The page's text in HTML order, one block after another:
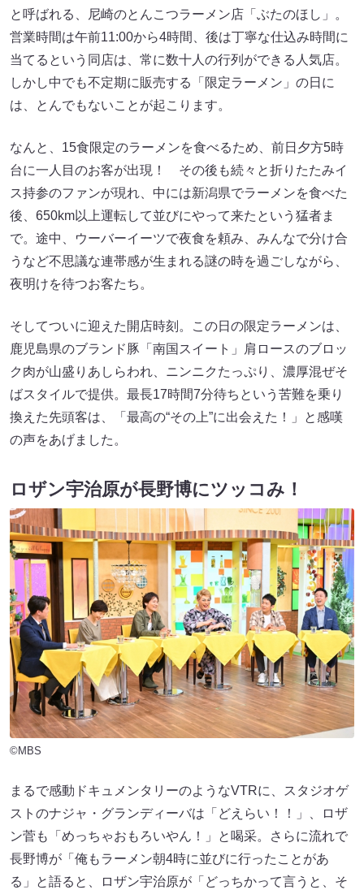
と呼ばれる、尼崎のとんこつラーメン店「ぶたのほし」。
営業時間は午前11:00から4時間、後は丁寧な仕込み時間に
当てるという同店は、常に数十人の行列ができる人気店。
しかし中でも不定期に販売する「限定ラーメン」の日に
は、とんでもないことが起こります。
なんと、15食限定のラーメンを食べるため、前日夕方5時
台に一人目のお客が出現！ その後も続々と折りたたみイ
ス持参のファンが現れ、中には新潟県でラーメンを食べた
後、650km以上運転して並びにやって来たという猛者ま
で。途中、ウーバーイーツで夜食を頼み、みんなで分け合
うなど不思議な連帯感が生まれる謎の時を過ごしながら、
夜明けを待つお客たち。
そしてついに迎えた開店時刻。この日の限定ラーメンは、
鹿児島県のブランド豚「南国スイート」肩ロースのブロッ
ク肉が山盛りあしらわれ、ニンニクたっぷり、濃厚混ぜそ
ばスタイルで提供。最長17時間7分待ちという苦難を乗り
換えた先頭客は、「最高の“その上”に出会えた！」と感嘆
の声をあげました。
ロザン宇治原が長野博にツッコみ！
©MBS
まるで感動ドキュメンタリーのようなVTRに、スタジオゲ
ストのナジャ・グランディーバは「どえらい！！」、ロザ
ン菅も「めっちゃおもろいやん！」と喝采。さらに流れで
長野博が「俺もラーメン朝4時に並びに行ったことがあ
る」と語ると、ロザン宇治原が「どっちかって言うと、そ